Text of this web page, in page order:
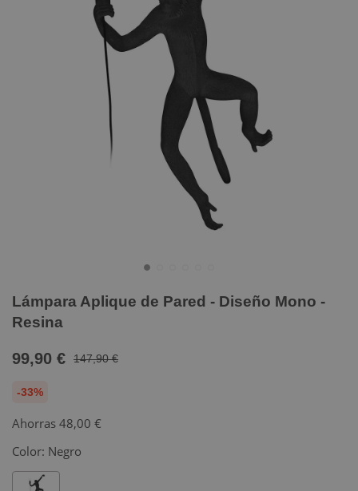
Lámpara Aplique de Pared - Diseño Mono -
Resina
99,90 € 147,90 €
-33%
Ahorras 48,00 €
Color: Negro